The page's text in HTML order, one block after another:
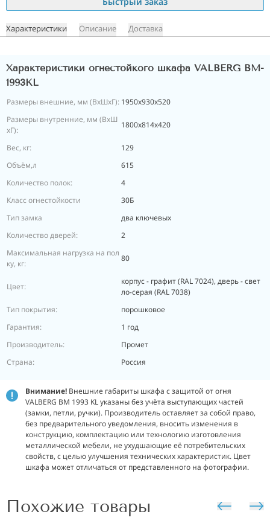
Характеристики Описание Доставка
Характеристики огнестойкого шкафа VALBERG BM-
1993KL
Размеры внешние, мм (ВхШхГ): 1950х930х520
Размеры внутренние, мм (ВхШ
хГ):
1800х814х420
Вес, кг:
129
Объём,л
615
Количество полок:
4
Класс огнестойкости
30Б
Тип замка
два ключевых
Количество дверей:
2
Максимальная нагрузка на пол
ку, кг:
80
Цвет:
корпус - графит (RAL 7024), дверь - свет
ло-серая (RAL 7038)
Тип покрытия:
порошковое
Гарантия:
1 год
Производитель:
Промет
Страна:
Россия
Внимание! Внешние габариты шкафа с защитой от огня
VALBERG BM 1993 KL указаны без учёта выступающих частей
(замки, петли, ручки). Производитель оставляет за собой право,
без предварительного уведомления, вносить изменения в
конструкцию, комплектацию или технологию изготовления
металлической мебели, не ухудшающие её потребительских
свойств, с целью улучшения технических характеристик. Цвет
шкафа может отличаться от представленного на фотографии.
Похожие товары